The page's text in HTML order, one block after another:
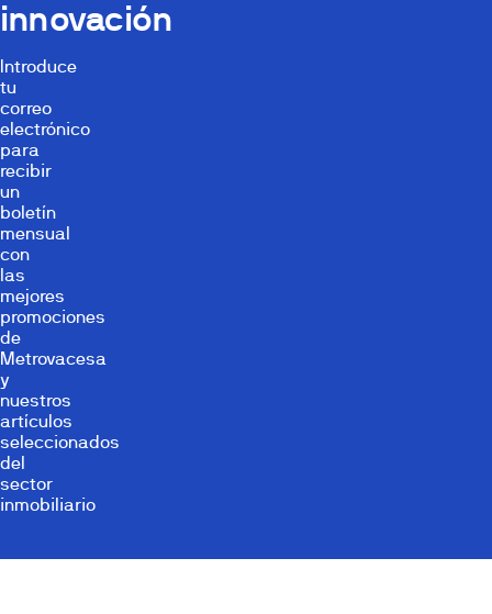
innovación
Introduce
tu
correo
electrónico
para
recibir
un
boletín
mensual
con
las
mejores
promociones
de
Metrovacesa
y
nuestros
artículos
seleccionados
del
sector
inmobiliario